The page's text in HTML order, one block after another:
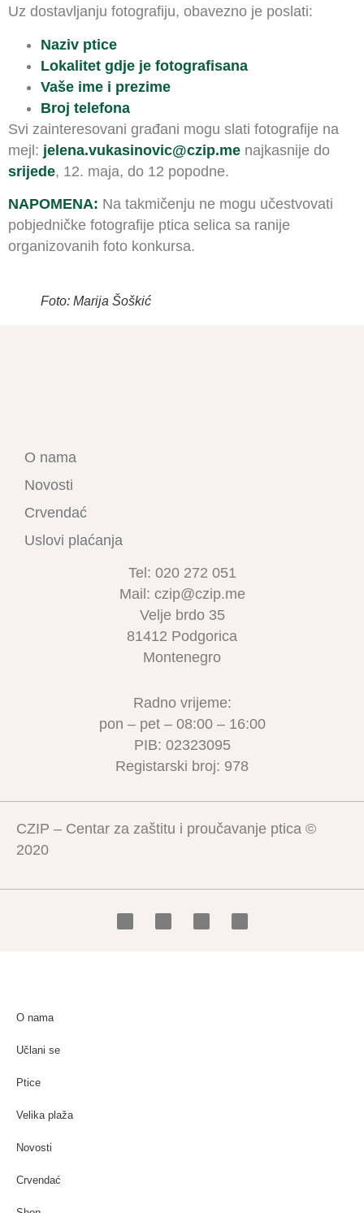
Uz dostavljanju fotografiju, obavezno je poslati:
Naziv ptice
Lokalitet gdje je fotografisana
Vaše ime i prezime
Broj telefona
Svi zainteresovani građani mogu slati fotografije na
mejl: jelena.vukasinovic@czip.me najkasnije do
srijede, 12. maja, do 12 popodne.
NAPOMENA: Na takmičenju ne mogu učestvovati
pobjedničke fotografije ptica selica sa ranije
organizovanih foto konkursa.
Foto: Marija Šoškić
O nama
Novosti
Crvendać
Uslovi plaćanja
Tel: 020 272 051
Mail: czip@czip.me
Velje brdo 35
81412 Podgorica
Montenegro
Radno vrijeme:
pon – pet – 08:00 – 16:00
PIB: 02323095
Registarski broj: 978
CZIP – Centar za zaštitu i proučavanje ptica ©
2020
O nama
Učlani se
Ptice
Velika plaža
Novosti
Crvendać